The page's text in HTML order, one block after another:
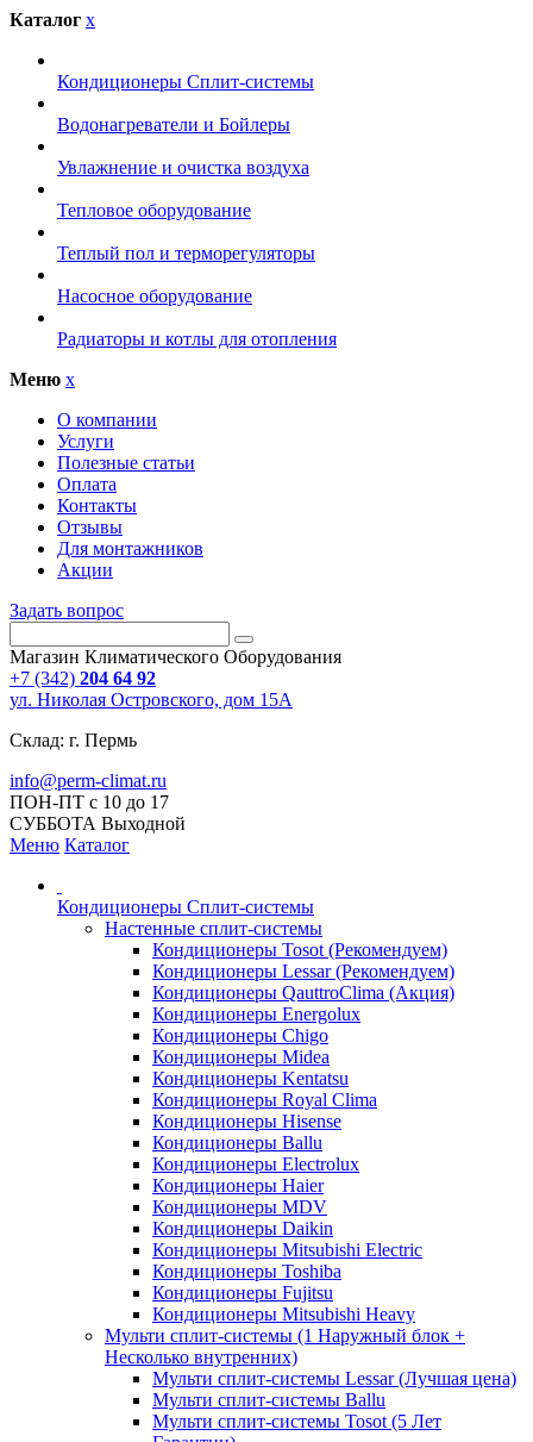
Каталог x
Кондиционеры Сплит-системы
Водонагреватели и Бойлеры
Увлажнение и очистка воздуха
Тепловое оборудование
Теплый пол и терморегуляторы
Насосное оборудование
Радиаторы и котлы для отопления
Меню x
О компании
Услуги
Полезные статьи
Оплата
Контакты
Отзывы
Для монтажников
Акции
Задать вопрос
Магазин Климатического Оборудования
+7 (342) 204 64 92
ул. Николая Островского, дом 15А
Склад: г. Пермь
info@perm-climat.ru
ПОН-ПТ с 10 до 17
СУББОТА Выходной
Меню Каталог
Кондиционеры Сплит-системы
Настенные сплит-системы
Кондиционеры Tosot (Рекомендуем)
Кондиционеры Lessar (Рекомендуем)
Кондиционеры QauttroClima (Акция)
Кондиционеры Energolux
Кондиционеры Chigo
Кондиционеры Midea
Кондиционеры Kentatsu
Кондиционеры Royal Clima
Кондиционеры Hisense
Кондиционеры Ballu
Кондиционеры Electrolux
Кондиционеры Haier
Кондиционеры MDV
Кондиционеры Daikin
Кондиционеры Mitsubishi Electric
Кондиционеры Toshiba
Кондиционеры Fujitsu
Кондиционеры Mitsubishi Heavy
Мульти сплит-системы (1 Наружный блок +
Несколько внутренних)
Мульти сплит-системы Lessar (Лучшая цена)
Мульти сплит-системы Ballu
Мульти сплит-системы Tosot (5 Лет